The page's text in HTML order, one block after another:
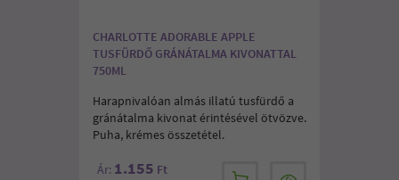
CHARLOTTE ADORABLE APPLE
TUSFÜRDŐ GRÁNÁTALMA KIVONATTAL
750ML
Harapnivalóan almás illatú tusfürdő a
gránátalma kivonat érintésével ötvözve.
Puha, krémes összetétel.
Ár: 1.155 Ft